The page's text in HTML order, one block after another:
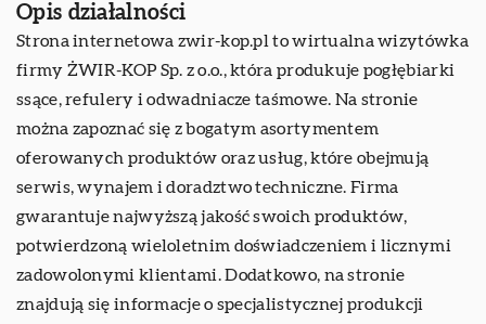
Opis działalności
Strona internetowa zwir-kop.pl to wirtualna wizytówka
firmy ŻWIR-KOP Sp. z o.o., która produkuje pogłębiarki
ssące, refulery i odwadniacze taśmowe. Na stronie
można zapoznać się z bogatym asortymentem
oferowanych produktów oraz usług, które obejmują
serwis, wynajem i doradztwo techniczne. Firma
gwarantuje najwyższą jakość swoich produktów,
potwierdzoną wieloletnim doświadczeniem i licznymi
zadowolonymi klientami. Dodatkowo, na stronie
znajdują się informacje o specjalistycznej produkcji